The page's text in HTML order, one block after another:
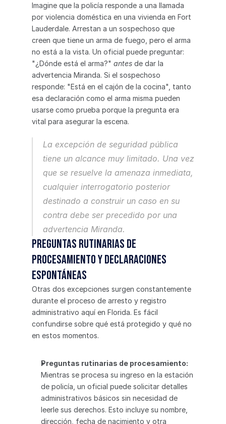
Imagine que la policía responde a una llamada
por violencia doméstica en una vivienda en Fort
Lauderdale. Arrestan a un sospechoso que
creen que tiene un arma de fuego, pero el arma
no está a la vista. Un oficial puede preguntar:
"¿Dónde está el arma?" antes de dar la
advertencia Miranda. Si el sospechoso
responde: "Está en el cajón de la cocina", tanto
esa declaración como el arma misma pueden
usarse como prueba porque la pregunta era
vital para asegurar la escena.
La excepción de seguridad pública
tiene un alcance muy limitado. Una vez
que se resuelve la amenaza inmediata,
cualquier interrogatorio posterior
destinado a construir un caso en su
contra debe ser precedido por una
advertencia Miranda.
Preguntas rutinarias de
procesamiento y declaraciones
espontáneas
Otras dos excepciones surgen constantemente
durante el proceso de arresto y registro
administrativo aquí en Florida. Es fácil
confundirse sobre qué está protegido y qué no
en estos momentos.
Preguntas rutinarias de procesamiento:
Mientras se procesa su ingreso en la estación
de policía, un oficial puede solicitar detalles
administrativos básicos sin necesidad de
leerle sus derechos. Esto incluye su nombre,
dirección, fecha de nacimiento y otra